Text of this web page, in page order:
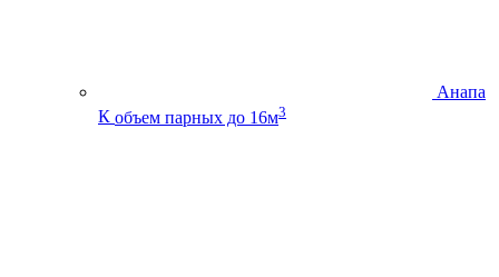
Анапа
К объем парных до 16м3